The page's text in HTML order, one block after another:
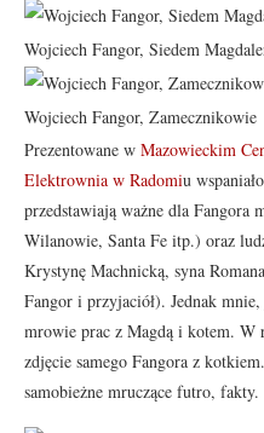
Wojciech Fangor, Siedem
Wojciech Fangor, Zamecznikowie
Prezentowane w Mazowieckim
Elektrownia w Radomiu
przedstawiają ważne dla Fangora
Wilanowie, Santa Fe itp.) oraz
Krystynę Machnicką, syna
Fangor i przyjaciół). Jednak
mrowie prac z Magdą i kotem. W
zdjęcie samego Fangora z
samobieżne mruczące futro, fakty.